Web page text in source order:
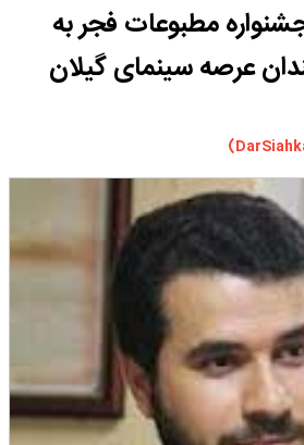
ورزشی
چندرسانه ای
درباره ما
مطبوعات فجر به
عرصه سینمای گیلان